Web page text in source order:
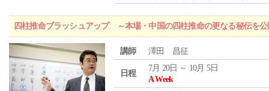
四柱推命ブラッシュアップ ～本場・中国の四柱推命の更なる秘伝を
講師 澤田 昌征
日程
7月 20日 ～ 10月 5日
A Week